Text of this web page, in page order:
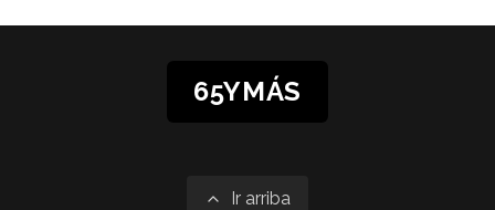
65YMÁS
Ir arriba